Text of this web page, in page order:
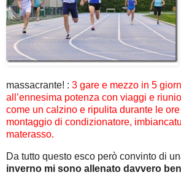
massacrante! : 3 gare e mezzo in 5
all’ennesima potenza con viaggi e
come un calzino e ripulita durante le
montaggio di condizionatore,
materasso.
Da tutto questo esco però convinto di
inverno mi sono allenato davvero